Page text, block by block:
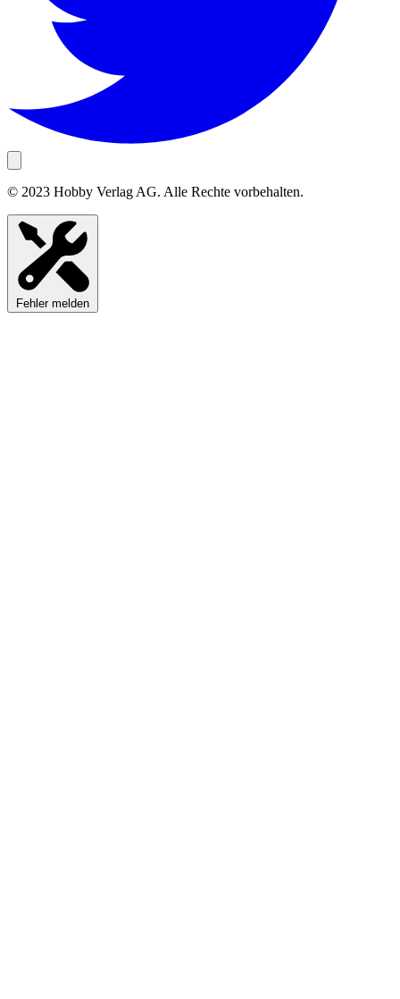
© 2023 Hobby Verlag AG. Alle Rechte vorbehalten.
Fehler melden